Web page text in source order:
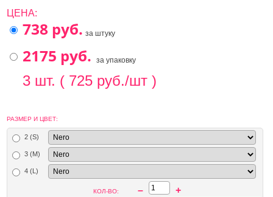
ЦЕНА:
за штуку
за упаковку
3 шт. ( 725 руб./шт )
РАЗМЕР И ЦВЕТ:
2 (S)
3 (M)
4 (L)
КОЛ-ВО: – +